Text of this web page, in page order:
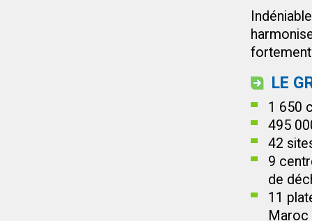
LE
1 650
495
42
9
de
11
Maroc